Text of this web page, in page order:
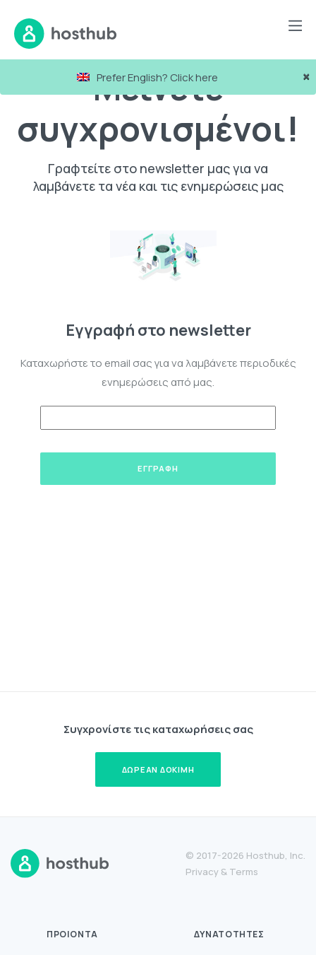
×
Prefer English? Click here
Μείνετε
συγχρονισμένοι!
Γραφτείτε στο newsletter μας για να
λαμβάνετε τα νέα και τις ενημερώσεις μας
Εγγραφή στο newsletter
Καταχωρήστε το email σας για να λαμβάνετε περιοδικές
ενημερώσεις από μας.
Συγχρονίστε τις καταχωρήσεις σας
ΔΩΡΕΆΝ ΔΟΚΙΜΉ
© 2017-2026 Hosthub, Inc.
Privacy & Terms
ΠΡΟΙΌΝΤΑ ΔΥΝΑΤΌΤΗΤΕΣ